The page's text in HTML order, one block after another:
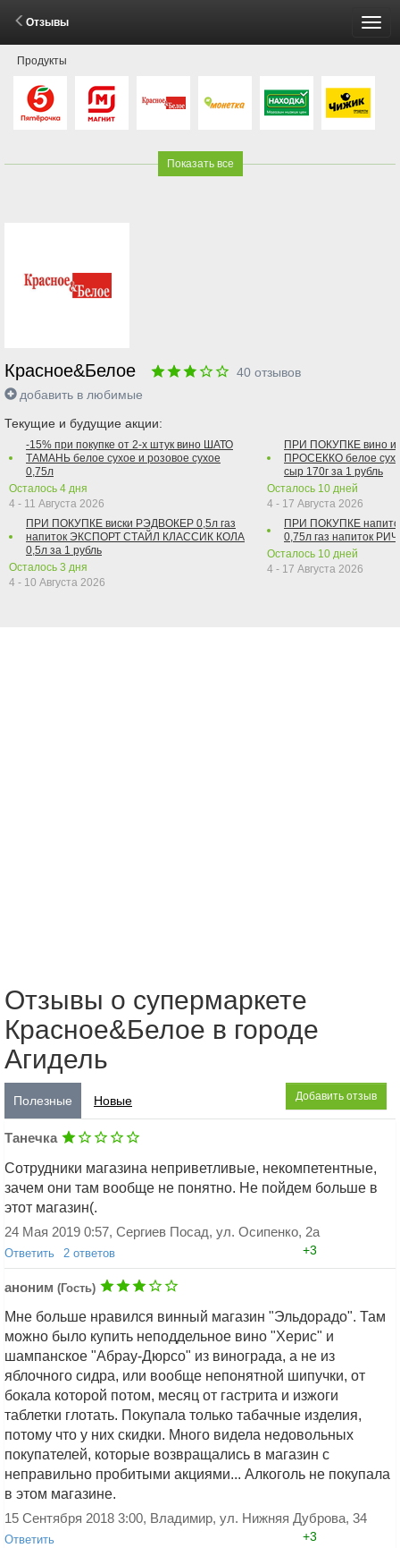
Отзывы
Продукты
Показать все
Красное&Белое 40 отзывов
добавить в любимые
Текущие и будущие акции:
-15% при покупке от 2-х штук вино ШАТО
ТАМАНЬ белое сухое и розовое сухое
0,75л
Осталось 4 дня
4 - 11 Августа 2026
ПРИ ПОКУПКЕ виски РЭДВОКЕР 0,5л газ
напиток ЭКСПОРТ СТАЙЛ КЛАССИК КОЛА
0,5л за 1 рубль
Осталось 3 дня
4 - 10 Августа 2026
ПРИ ПОКУПКЕ вино
ПРОСЕККО белое
сыр 170г за 1 рубль
Осталось 10 дней
4 - 17 Августа 2026
ПРИ ПОКУПКЕ
0,75л газ напиток
Осталось 10 дней
4 - 17 Августа 2026
Отзывы о супермаркете
Красное&Белое в городе
Агидель
Добавить отзыв
Полезные Новые
Танечка
Сотрудники магазина неприветливые, некомпетентные,
зачем они там вообще не понятно. Не пойдем больше в
этот магазин(.
24 Мая 2019 0:57, Сергиев Посад, ул. Осипенко, 2а
Ответить 2 ответов +3
Аноним 2428019354
за гроши ишачут, ну пусть пусть, гнать их
асехиоттуда
26 Апреля 2020 16:17, Кваркено
Ответить
+0
Аноним 2428019354 (Гость)
Фу стыд и соам, особенно тяатьяна
помойму не одного не пропустит мимио
газ выисксвает ноаого0
26 Апреля 2020 16:20, Кваркено
аноним (Гость)
Мне больше нравился винный магазин "Эльдорадо". Там
можно было купить неподдельное вино "Херис" и
шампанское "Абрау-Дюрсо" из винограда, а не из
яблочного сидра, или вообще непонятной шипучки, от
бокала которой потом, месяц от гастрита и изжоги
таблетки глотать. Покупала только табачные изделия,
потому что у них скидки. Много видела недовольных
покупателей, которые возвращались в магазин с
неправильно пробитыми акциями... Алкоголь не покупала
в этом магазине.
15 Сентября 2018 3:00, Владимир, ул. Нижняя Дуброва, 34
Ответить +3